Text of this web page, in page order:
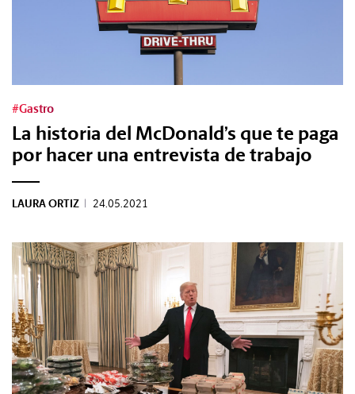
#Gastro
La historia del McDonald’s que te paga
por hacer una entrevista de trabajo
LAURA ORTIZ | 24.05.2021
REVISTA
#Tendencias
#Estilo
#Marcianadas
#Pantallas
#Planes